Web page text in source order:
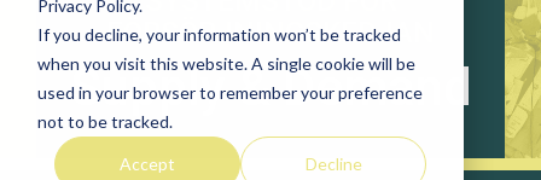
Privacy Policy.
If you decline, your information won’t be tracked
when you visit this website. A single cookie will be
used in your browser to remember your preference
not to be tracked.
Accept Decline
Stakeholder
Procurement
FÖRSÖRJNINGSKEDJAN
Supply & Demand